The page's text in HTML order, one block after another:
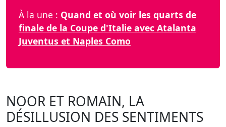
À la une : Quand et où voir les quarts de
finale de la Coupe d'Italie avec Atalanta
Juventus et Naples Como
NOOR ET ROMAIN, LA
DÉSILLUSION DES SENTIMENTS